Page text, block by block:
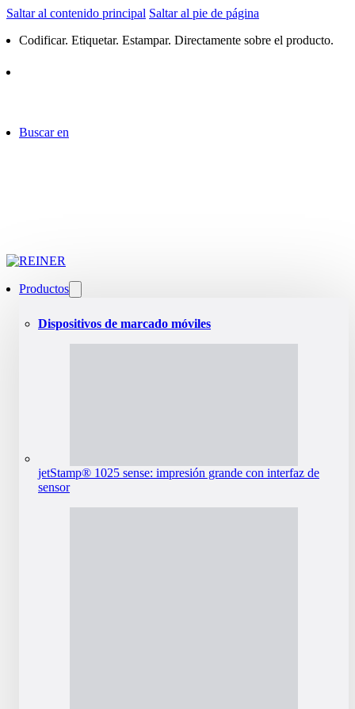
Saltar al contenido principal Saltar al pie de página
Codificar. Etiquetar. Estampar. Directamente sobre el producto.
Buscar en
Productos
Dispositivos de marcado móviles
jetStamp® 1025 sense: impresión grande con interfaz de
sensor